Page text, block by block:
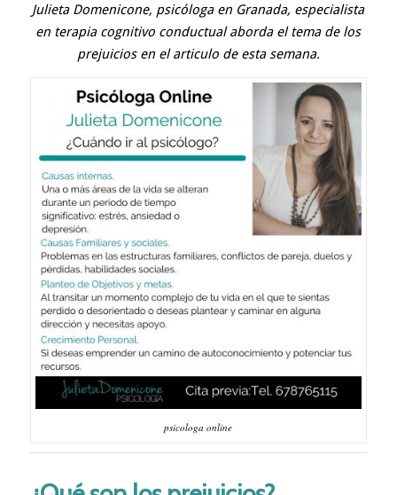
Julieta Domenicone, psicóloga en Granada, especialista
en terapia cognitivo conductualaborda el tema de los
prejuicios en el articulo de esta semana.
psicologa online